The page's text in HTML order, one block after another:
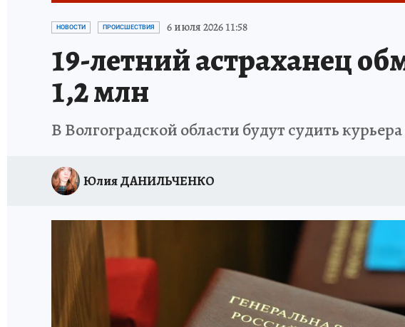
ИСПЫТАНО НА СЕБЕ
НОВОСТИ ПРОИСШЕСТВИЯ 6 июля 2026 11:58
19-летний астраханец
1,2 млн
В Волгоградской области будут судить
Юлия ДАНИЛЬЧЕНКО